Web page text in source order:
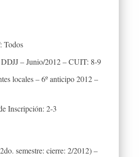
Todos
– Junio/2012 – CUIT: 8-9
locales – 6º anticipo 2012 –
Inscripción: 2-3
semestre: cierre: 2/2012) –